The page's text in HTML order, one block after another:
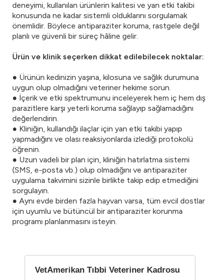
deneyimi, kullanılan ürünlerin kalitesi ve yan etki takibi
konusunda ne kadar sistemli olduklarını sorgulamak
önemlidir. Böylece antiparaziter koruma, rastgele değil
planlı ve güvenli bir süreç hâline gelir.
Ürün ve klinik seçerken dikkat edilebilecek noktalar:
● Ürünün kedinizin yaşına, kilosuna ve sağlık durumuna
uygun olup olmadığını veteriner hekime sorun.
● İçerik ve etki spektrumunu inceleyerek hem iç hem dış
parazitlere karşı yeterli koruma sağlayıp sağlamadığını
değerlendirin.
● Kliniğin, kullandığı ilaçlar için yan etki takibi yapıp
yapmadığını ve olası reaksiyonlarda izlediği protokolü
öğrenin.
● Uzun vadeli bir plan için, kliniğin hatırlatma sistemi
(SMS, e-posta vb.) olup olmadığını ve antiparaziter
uygulama takvimini sizinle birlikte takip edip etmediğini
sorgulayın.
● Aynı evde birden fazla hayvan varsa, tüm evcil dostlar
için uyumlu ve bütüncül bir antiparaziter korunma
programı planlanmasını isteyin.
VetAmerikan Tıbbi Veteriner Kadrosu